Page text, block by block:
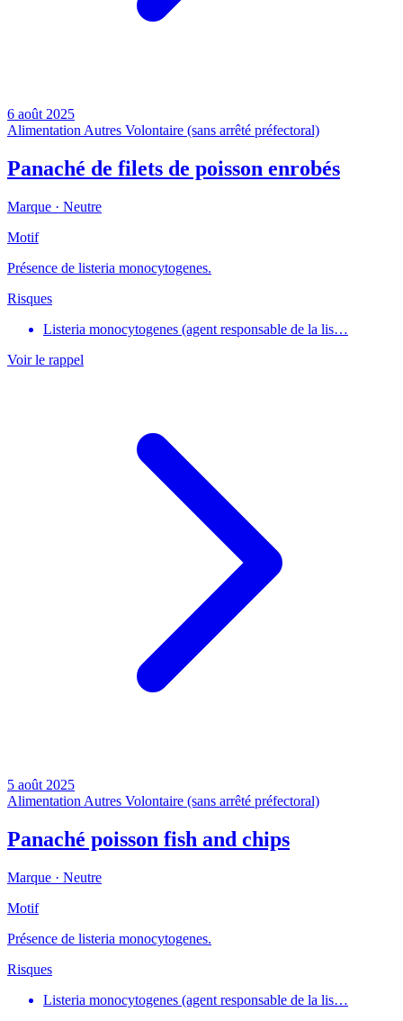
6 août 2025
Alimentation Autres Volontaire (sans arrêté préfectoral)
Panaché de filets de poisson enrobés
Marque · Neutre
Motif
Présence de listeria monocytogenes.
Risques
Listeria monocytogenes (agent responsable de la lis…
Voir le rappel
5 août 2025
Alimentation Autres Volontaire (sans arrêté préfectoral)
Panaché poisson fish and chips
Marque · Neutre
Motif
Présence de listeria monocytogenes.
Risques
Listeria monocytogenes (agent responsable de la lis…